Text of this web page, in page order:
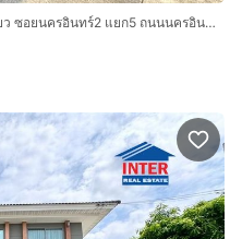
บ้านเดี่ยว 2 หลัง 2 ชั้น 42 ตร.ว. บ้านเดี่ยว ซอยนครอินทร์2 แยก5 ถนนนครอินทร์ ถนนพิบูรณ์สงคราม เมืองนนทบุรี นนทบุรี